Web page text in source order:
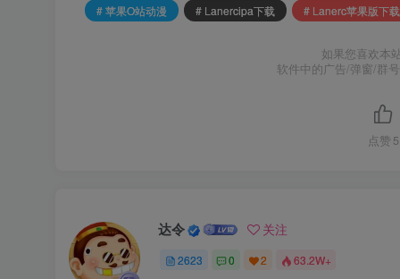
# 苹果O站动漫
# Lanercipa下载 # Lanerc苹果版下载
如果您喜欢本
软件中的广告/弹窗/群
点赞 5
达令 关注
2623 0 2 63.2W+